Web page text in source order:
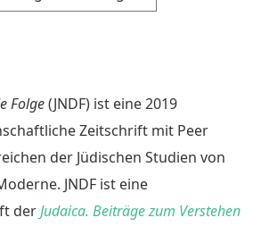
Folge(JNDF) ist eine 2019
Zeitschrift mit Peer
der Jüdischen Studien von
JNDF ist eine
derJudaica. Beiträge zum Verstehen